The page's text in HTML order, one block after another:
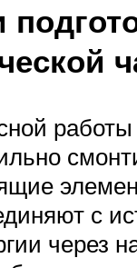
работы
с
через